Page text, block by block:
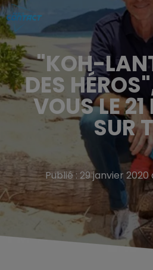
"KOH-
DES
VOUS LE 21
SUR
Publié : 29 janvier 2020